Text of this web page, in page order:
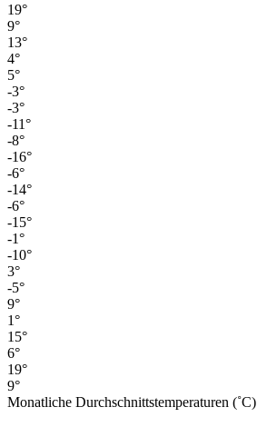
19°
9°
13°
4°
5°
-3°
-3°
-11°
-8°
-16°
-6°
-14°
-6°
-15°
-1°
-10°
3°
-5°
9°
1°
15°
6°
19°
9°
Monatliche Durchschnittstemperaturen (˚C)